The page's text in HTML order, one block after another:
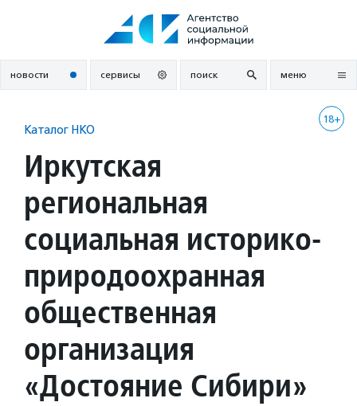
новости сервисы поиск меню
18+
Каталог НКО
Иркутская
региональная
социальная историко-
природоохранная
общественная
организация
«Достояние Сибири»